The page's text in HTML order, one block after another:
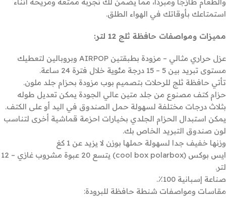
والطعام طازجًا ومبردًا، مما يضمن لك تجربة ممتعة ومريحة أثناء
استمتاعك بأوقاتك في الهواء الطلق.
مميزات ومواصفات حافظة ثلج 12 لتر:
عزل حراري مثالي – مزودة بطبقتين AIRPOP وبروبالين لتعطيك
مستوى تبريد بين 5 – 15 درجة مئوية خلال فترة 24 ساعة.
تأتي حافظة ثلج للرحلات بتصميم بوب مزودة بحزام جلد ملون.
حزام كتف مصنوع من جلد متين عالي الجودة يمكن تعديل طوله
بثلاث درجات مختلفة لسهولة حمل الصندوق في اليد أو على الكتف.
يمكن استبدال الحزام الجلدي بخيارات احزمة قماشية أخرى لتناسب
لون صندوق التبريد الخاص بك.
وزنها خفيف جدا لسهولة حملها بوزن لا يزيد عن 1 كغ
ايس بوكس (cool box polarbox) يتسع 20 عبوة مشروب غازي – 12
لتر.
صناعة إسبانية 100٪.
مقاسات ومواصفات شنطة حافظة للبرودة: